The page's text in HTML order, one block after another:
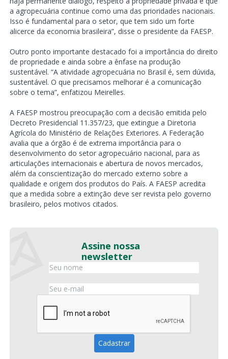
a agropecuária continue como uma das prioridades nacionais.
Isso é fundamental para o setor, que tem sido um forte
alicerce da economia brasileira”, disse o presidente da FAESP.
Outro ponto importante destacado foi a importância do direito
de propriedade e ainda sobre a ênfase na produção
sustentável. “A atividade agropecuária no Brasil é, sem dúvida,
sustentável. O que precisamos melhorar é a comunicação
sobre o tema”, enfatizou Meirelles.
A FAESP mostrou preocupação com a decisão emitida pelo
Decreto Presidencial 11.357/23, que extingue a Diretoria
Agrícola do Ministério de Relações Exteriores. A Federação
avalia que a órgão é de extrema importância para o
desenvolvimento do setor agropecuário nacional, para as
articulações internacionais e abertura de novos mercados,
além da conscientização do mercado externo sobre a
qualidade e origem dos produtos do País. A FAESP acredita
que a medida sobre a extinção deve ser revista pelo governo
brasileiro, pelos motivos citados.
Assine nossa
newsletter